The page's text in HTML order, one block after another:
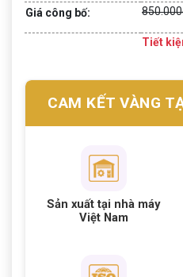
Giá công bố:
Tiết
CAM KẾT VÀNG
Sản xuất tại nhà máy
Việt Nam